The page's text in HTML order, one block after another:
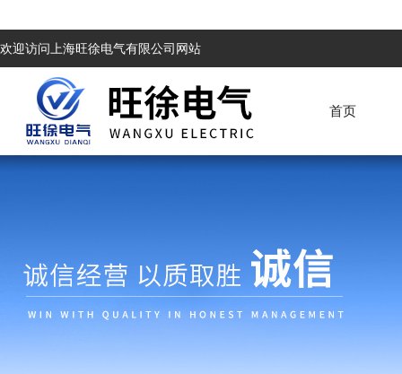
欢迎访问上海旺徐电气有限公司网站
首页